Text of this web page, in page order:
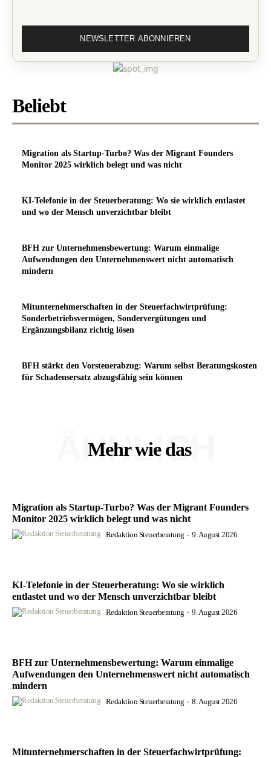
Beliebt
Migration als Startup-Turbo? Was der Migrant Founders
Monitor 2025 wirklich belegt und was nicht
KI-Telefonie in der Steuerberatung: Wo sie wirklich entlastet
und wo der Mensch unverzichtbar bleibt
BFH zur Unternehmensbewertung: Warum einmalige
Aufwendungen den Unternehmenswert nicht automatisch
mindern
Mitunternehmerschaften in der Steuerfachwirtprüfung:
Sonderbetriebsvermögen, Sondervergütungen und
Ergänzungsbilanz richtig lösen
BFH stärkt den Vorsteuerabzug: Warum selbst Beratungskosten
für Schadensersatz abzugsfähig sein können
Mehr wie das
ÄHNLICH
Migration als Startup-Turbo? Was der Migrant Founders
Monitor 2025 wirklich belegt und was nicht
Redaktion Steuerberatung - 9. August 2026
KI-Telefonie in der Steuerberatung: Wo sie wirklich
entlastet und wo der Mensch unverzichtbar bleibt
Redaktion Steuerberatung - 9. August 2026
BFH zur Unternehmensbewertung: Warum einmalige
Aufwendungen den Unternehmenswert nicht automatisch
mindern
Redaktion Steuerberatung - 8. August 2026
Mitunternehmerschaften in der Steuerfachwirtprüfung: